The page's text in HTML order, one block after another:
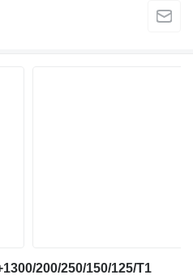
200/250/150/125/T1